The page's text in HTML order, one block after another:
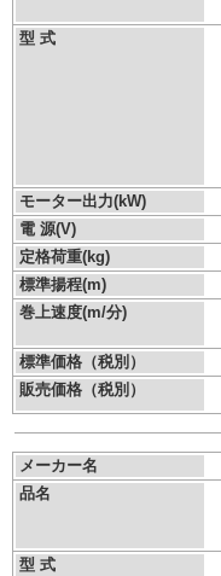
型 式
モーター出力(kW)
電 源(V)
定格荷重(kg)
標準揚程(m)
巻上速度(m/分)
標準価格（税別）
販売価格（税別）
メーカー名
品名
型 式